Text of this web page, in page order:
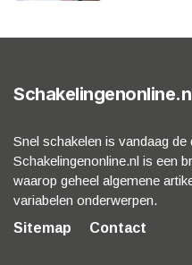
Snel schakelen is vandaag de
Schakelingenonline.nl is een
waarop geheel algemene
variabelen onderwerpen.
Sitemap
Contact